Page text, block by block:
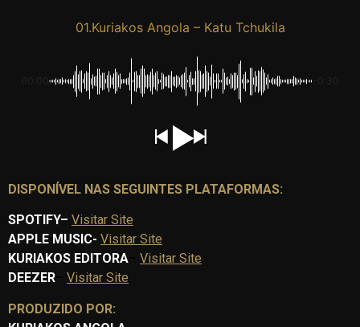
01.Kuriakos Angola – Katu Tchukila
DISPONÍVEL NAS SEGUINTES PLATAFORMAS:
SPOTIFY– Visitar Site
APPLE MUSIC- Visitar Site
KURIAKOS EDITORA
Visitar Site
DEEZER
Visitar Site
PRODUZIDO POR: